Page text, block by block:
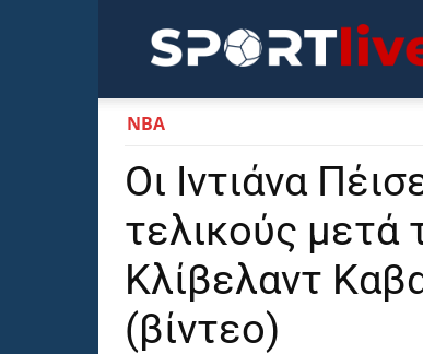
NBA
Οι Ιντιάνα
τελικούς μετά
Κλίβελαντ
(βίντεο)